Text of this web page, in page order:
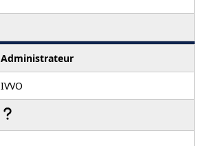
Administrateur
IVVO